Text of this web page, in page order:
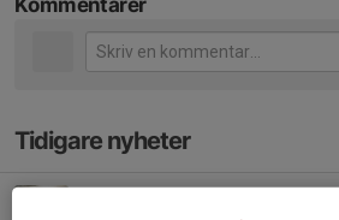
Kommentarer
Tidigare nyheter